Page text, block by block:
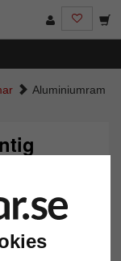
Aluminiumram